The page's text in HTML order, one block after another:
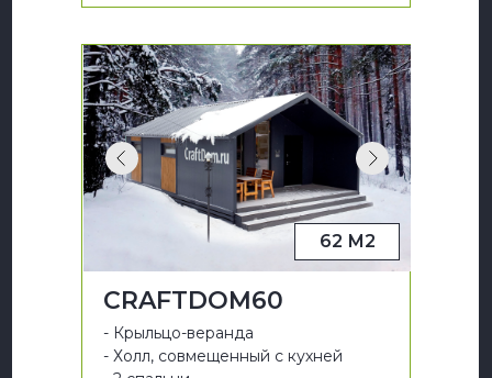
CRAFTDOM60
- Крыльцо-веранда
- Холл, совмещенный с кухней
62 М2